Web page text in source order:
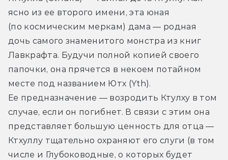
ясно из ее второго имени, эта юная
(по космическим меркам) дама — родная
дочь самого знаменитого монстра из книг
Лавкрафта. Будучи полной копией своего
папочки, она прячется в некоем потайном
месте под названием Ютх (Yth).
Ее предназначение — возродить Ктулху в том
случае, если он погибнет. В связи с этим она
представляет большую ценность для отца —
Ктхуллу тщательно охраняют его слуги (в том
числе и Глубоководные, о которых будет